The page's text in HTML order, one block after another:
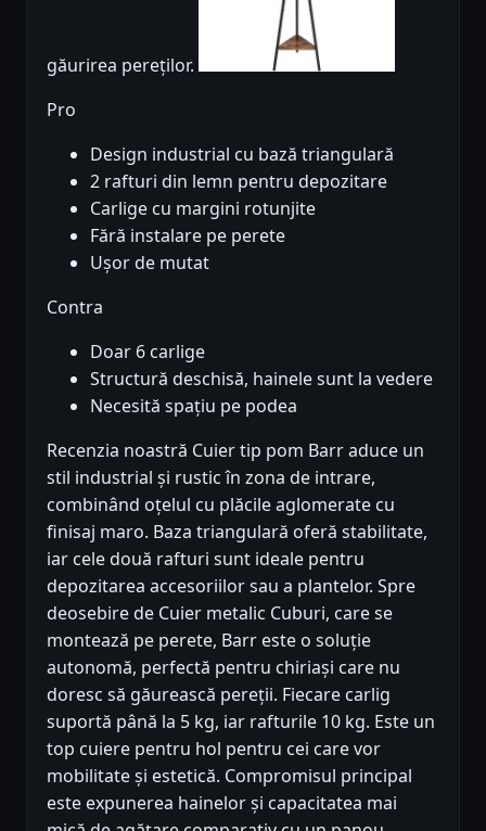
găurirea pereților.
Pro
Design industrial cu bază triangulară
2 rafturi din lemn pentru depozitare
Carlige cu margini rotunjite
Fără instalare pe perete
Ușor de mutat
Contra
Doar 6 carlige
Structură deschisă, hainele sunt la vedere
Necesită spațiu pe podea
Recenzia noastră Cuier tip pom Barr aduce un
stil industrial și rustic în zona de intrare,
combinând oțelul cu plăcile aglomerate cu
finisaj maro. Baza triangulară oferă stabilitate,
iar cele două rafturi sunt ideale pentru
depozitarea accesoriilor sau a plantelor. Spre
deosebire de Cuier metalic Cuburi, care se
montează pe perete, Barr este o soluție
autonomă, perfectă pentru chiriași care nu
doresc să găurească pereții. Fiecare carlig
suportă până la 5 kg, iar rafturile 10 kg. Este un
top cuiere pentru hol pentru cei care vor
mobilitate și estetică. Compromisul principal
este expunerea hainelor și capacitatea mai